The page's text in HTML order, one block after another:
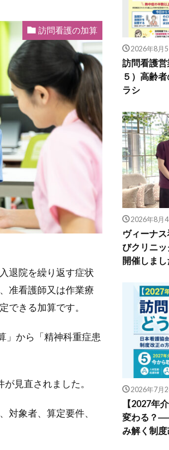
訪問看護の加算
退院を繰り返す症状
准看護師又は作業療
できる加算です。
」から「精神科重症患
見直されました。
対象者、算定要件、
2026年8月5
訪問看護
５）高齢
ラシ
2026年8月4
ヴィーナ
びクリニ
開催しまし
2026年7月
【2027年
変わる？
み解く制